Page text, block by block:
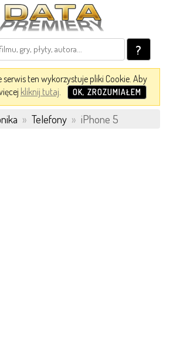
?
ten wykorzystuje pliki Cookie. Aby
kliknij tutaj. OK, ZROZUMIAŁEM
» Telefony » iPhone 5